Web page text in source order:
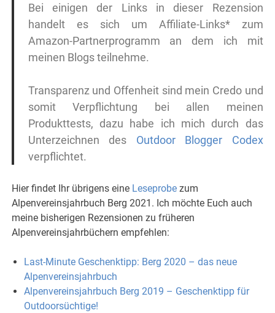
Bei einigen der Links in dieser Rezension
handelt es sich um Affiliate-Links* zum
Amazon-Partnerprogramm an dem ich mit
meinen Blogs teilnehme.
Transparenz und Offenheit sind mein Credo und
somit Verpflichtung bei allen meinen
Produkttests, dazu habe ich mich durch das
Unterzeichnen des Outdoor Blogger Codex
verpflichtet.
Hier findet Ihr übrigens eine Leseprobe zum
Alpenvereinsjahrbuch Berg 2021. Ich möchte Euch auch
meine bisherigen Rezensionen zu früheren
Alpenvereinsjahrbüchern empfehlen:
Last-Minute Geschenktipp: Berg 2020 – das neue
Alpenvereinsjahrbuch
Alpenvereinsjahrbuch Berg 2019 – Geschenktipp für
Outdoorsüchtige!